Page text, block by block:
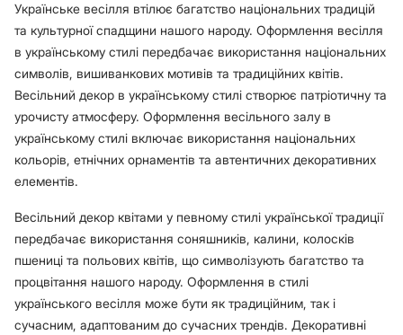
Українське весілля втілює багатство національних традицій
та культурної спадщини нашого народу. Оформлення весілля
в українському стилі передбачає використання національних
символів, вишиванкових мотивів та традиційних квітів.
Весільний декор в українському стилі створює патріотичну та
урочисту атмосферу. Оформлення весільного залу в
українському стилі включає використання національних
кольорів, етнічних орнаментів та автентичних декоративних
елементів.
Весільний декор квітами у певному стилі української традиції
передбачає використання соняшників, калини, колосків
пшениці та польових квітів, що символізують багатство та
процвітання нашого народу. Оформлення в стилі
українського весілля може бути як традиційним, так і
сучасним, адаптованим до сучасних трендів. Декоративні